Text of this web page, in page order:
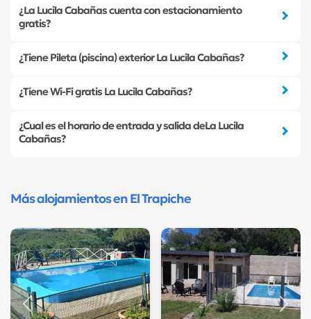
¿La Lucila Cabañas cuenta con estacionamiento
gratis?
¿Tiene Pileta (piscina) exterior La Lucila Cabañas?
¿Tiene Wi-Fi gratis La Lucila Cabañas?
¿Cual es el horario de entrada y salida deLa Lucila
Cabañas?
Más alojamientos en El Trapiche